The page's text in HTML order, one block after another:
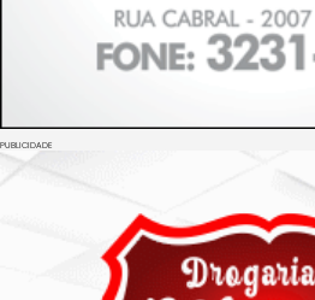
PUBLICIDADE